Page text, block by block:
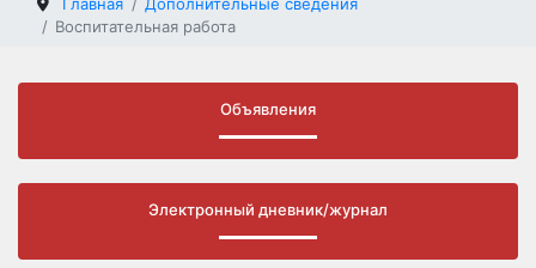
Воспитательная работа
Объявления
Электронный дневник/журнал